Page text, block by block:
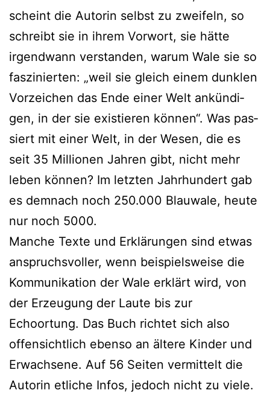
scheint die Autorin selbst zu zwei­feln, so
schreibt sie in ihrem Vorwort, sie hät­te
irgend­wann ver­stan­den, war­um Wale sie so
fas­zi­nier­ten: „weil sie gleich einem dunk­len
Vorzeichen das Ende einer Welt ankün­di­
gen, in der sie exis­tie­ren kön­nen“. Was pas­
siert mit einer Welt, in der Wesen, die es
seit 35 Millionen Jahren gibt, nicht mehr
leben kön­nen? Im letz­ten Jahrhundert gab
es dem­nach noch 250.000 Blauwale, heu­te
nur noch 5000.
Manche Texte und Erklärungen sind etwas
anspruchs­vol­ler, wenn bei­spiels­wei­se die
Kommunikation der Wale erklärt wird, von
der Erzeugung der Laute bis zur
Echoortung. Das Buch rich­tet sich also
offen­sicht­lich eben­so an älte­re Kinder und
Erwachsene. Auf 56 Seiten ver­mit­telt die
Autorin etli­che Infos, jedoch nicht zu vie­le.